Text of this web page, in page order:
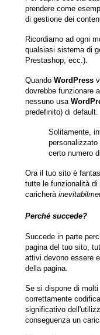
prendere come
di gestione dei
Ricordiamo ad ogni
qualsiasi sistema di
Prestashop, ecc.).
Quando WordPress
dovrebbe funzionare
nessuno usa
predefinito) di default.
Solitamente,
personalizzato
certo numero
Ora il tuo sito è
tutte le funzionalità
caricherà
Perché succede?
Succede in parte
pagina del tuo sito,
attivi devono essere
della pagina.
Se si dispone di
correttamente
significativo
conseguenza un